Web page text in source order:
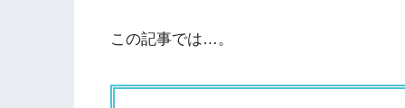
この記事では…。